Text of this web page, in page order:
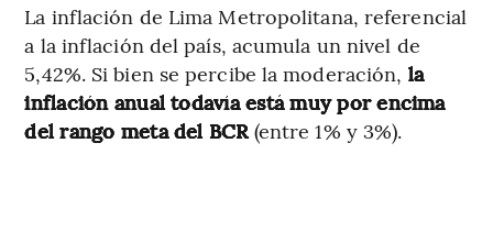
La inflación de Lima Metropolitana, referencial
a la inflación del país, acumula un nivel de
5,42%. Si bien se percibe la moderación, la
inflación anual todavía está muy por encima
del rango meta del BCR(entre 1% y 3%).